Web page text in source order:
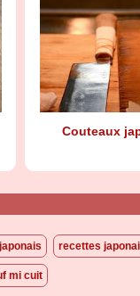
Couteaux
recettes
mi cuit